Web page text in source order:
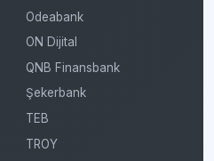
Odeabank
ON Dijital
QNB Finansbank
Şekerbank
TEB
TROY